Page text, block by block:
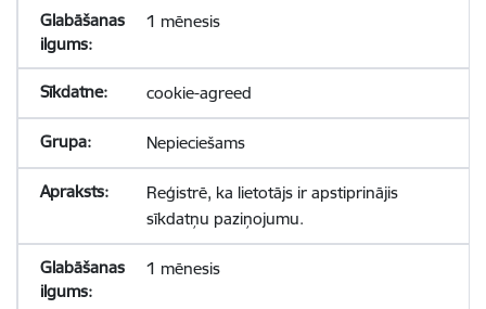
1 mēnesis
cookie-agreed
Nepieciešams
Reģistrē, ka lietotājs ir apstiprinājis
sīkdatņu paziņojumu.
1 mēnesis